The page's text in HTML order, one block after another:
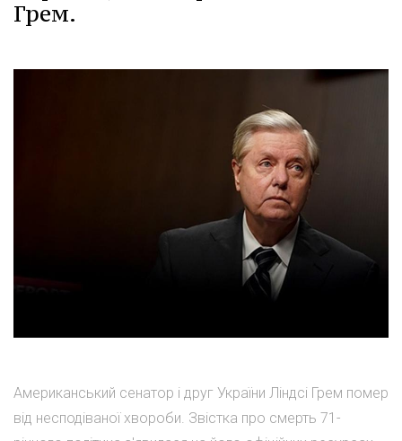
Грем.
Американський сенатор і друг України Ліндсі Грем помер
від несподіваної хвороби. Звістка про смерть 71-